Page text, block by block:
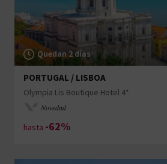
Quedan 2 días
PORTUGAL / LISBOA
Olympia Lis Boutique Hotel 4*
Novedad
hasta -62%